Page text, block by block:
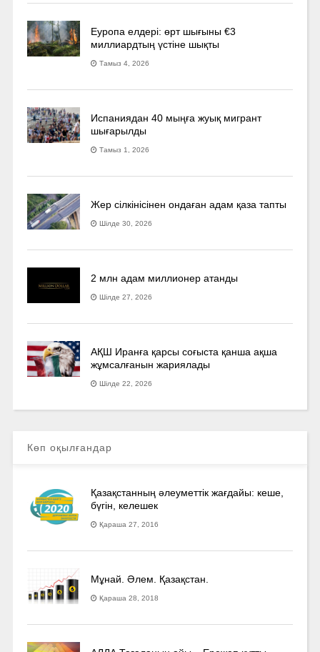
Еуропа елдері: өрт шығыны €3
миллиардтың үстіне шықты
Тамыз 4, 2026
Испаниядан 40 мыңға жуық мигрант
шығарылды
Тамыз 1, 2026
Жер сілкінісінен ондаған адам қаза тапты
Шілде 30, 2026
2 млн адам миллионер атанды
Шілде 27, 2026
АҚШ Иранға қарсы соғыста қанша ақша
жұмсалғанын жариялады
Шілде 22, 2026
Көп оқылғандар
Қазақстанның әлеуметтік жағдайы: кеше,
бүгін, келешек
Қараша 27, 2016
Мұнай. Әлем. Қазақстан.
Қараша 28, 2018